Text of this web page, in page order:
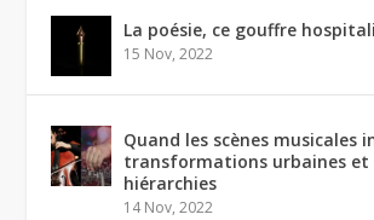
La poésie, ce gouffre
15 Nov, 2022
Quand les scènes musicales
transformations urbaines et
hiérarchies
14 Nov, 2022